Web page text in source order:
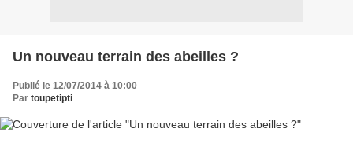
Un nouveau terrain des abeilles ?
Publié le 12/07/2014 à 10:00
Par toupetipti